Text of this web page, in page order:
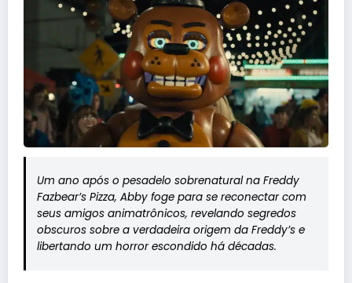
Um ano após o pesadelo sobrenatural na Freddy
Fazbear’s Pizza, Abby foge para se reconectar com
seus amigos animatrônicos, revelando segredos
obscuros sobre a verdadeira origem da Freddy’s e
libertando um horror escondido há décadas.